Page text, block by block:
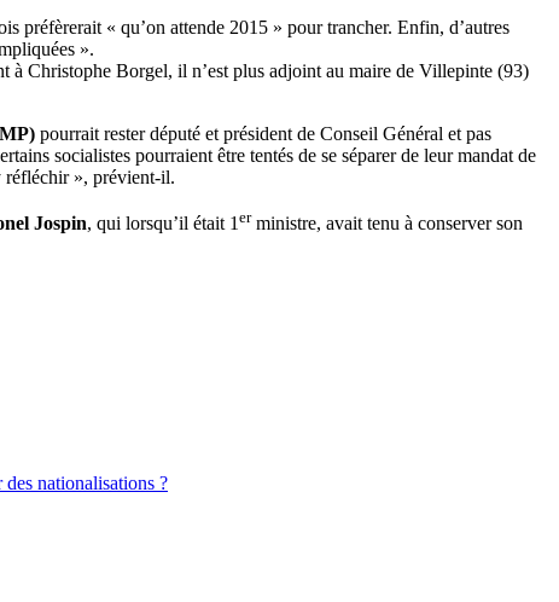
préfèrerait « qu’on attende 2015 » pour trancher. Enfin, d’autres
».
à Christophe Borgel, il n’est plus adjoint au maire de Villepinte (93)
pourrait rester député et président de Conseil Général et pas
socialistes pourraient être tentés de se séparer de leur mandat de
réfléchir », prévient-il.
Jospin, qui lorsqu’il était 1 erministre, avait tenu à conserver son
des nationalisations ?